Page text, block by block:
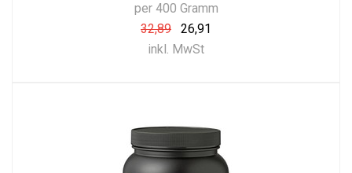
per 400 Gramm
32,89
26,91
inkl. MwSt